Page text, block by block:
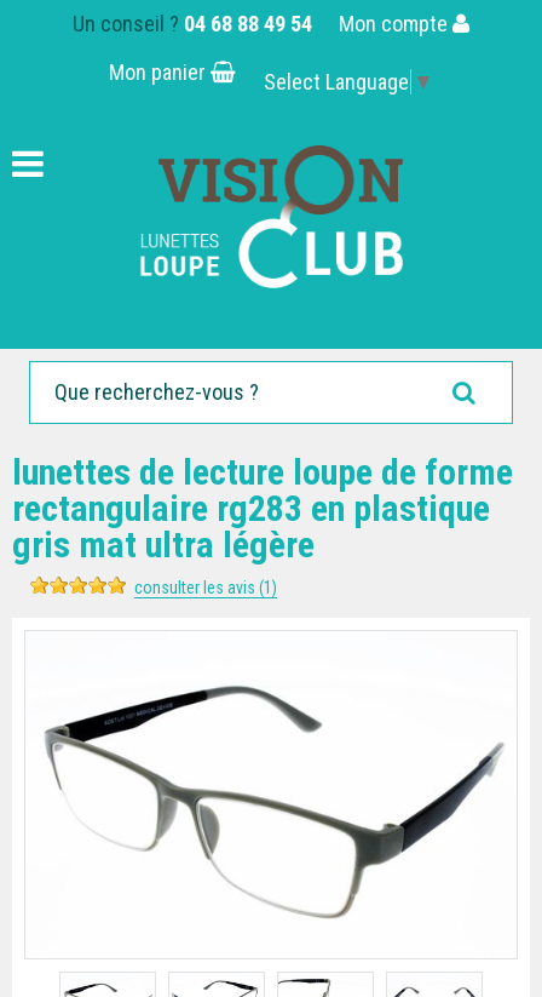
Un conseil ? 04 68 88 49 54
Mon compte
Mon panier
Select Language ▼
lunettes de lecture loupe de forme
rectangulaire rg283 en plastique
gris mat ultra légère
consulter les avis (1)